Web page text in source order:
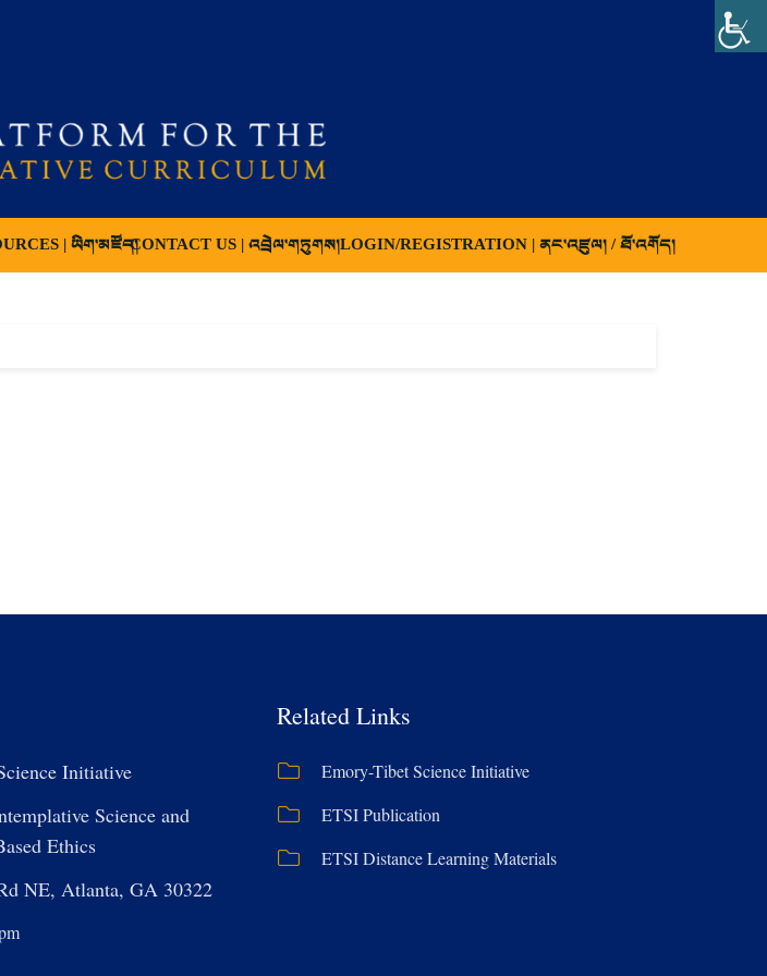
| ཡིག་མཛོད།CONTACT US | འབྲེལ་གཏུགས།LOGIN/REGISTRATION | ནང་འཛུལ། / ཐོ་འགོད།
Initiative
Science and
Ethics
NE, Atlanta, GA 30322
Related Links
Emory-Tibet Science Initiative
ETSI Publication
ETSI Distance Learning Materials